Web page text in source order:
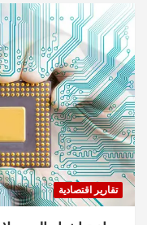
تقارير اقتصادية